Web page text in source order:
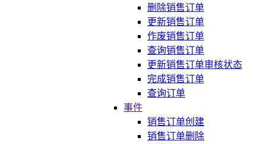
删除销售订单
更新销售订单
作废销售订单
查询销售订单
更新销售订单审核状态
完成销售订单
查询订单
事件
销售订单创建
销售订单删除